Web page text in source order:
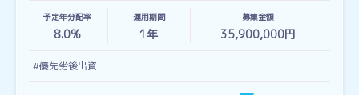
予定年分配率
8.0%
運用期間
1 年
募集金額
35,900,000円
#優先劣後出資